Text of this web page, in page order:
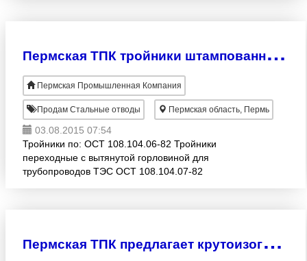
П
ермская ТПК тройники штампованные, с вытянутой горловиной для тепловых электростанций:
Пермская Промышленная Компания
Продам Стальные отводы Пермская область, Пермь
03.08.2015 07:54
Тройники по: ОСТ 108.104.06-82 Тройники
переходные с вытянутой горловиной для
трубопроводов ТЭС ОСТ 108.104.07-82
П
ермская ТПК предлагает крутоизогнутые и гнутые отводы для тепловых электростанций: